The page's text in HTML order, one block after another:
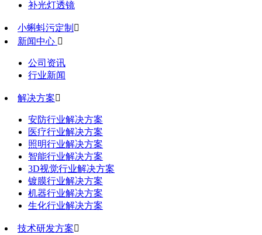
补光灯透镜
小蝌蚪污定制 
新闻中心 
公司资讯
行业新闻
解决方案
安防行业解决方案
医疗行业解决方案
照明行业解决方案
智能行业解决方案
3D视觉行业解决方案
镀膜行业解决方案
机器行业解决方案
生化行业解决方案
技术研发方案